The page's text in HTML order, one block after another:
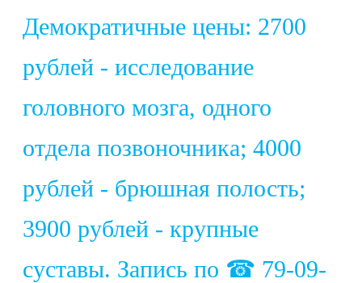
Демократичные цены: 2700
рублей - исследование
головного мозга, одного
отдела позвоночника; 4000
рублей - брюшная полость;
3900 рублей - крупные
суставы. Запись по ☎ 79-09-